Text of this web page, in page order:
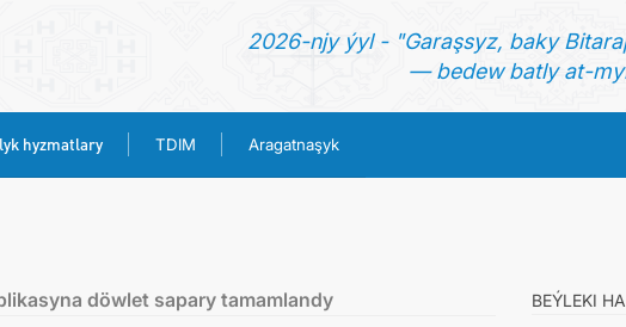
2026-njy ýyl - "Garaşsyz, baky
— bedew batly at-
hyzmatlary TDIM Aragatnaşyk
döwlet sapary tamamlandy BEÝLEKI